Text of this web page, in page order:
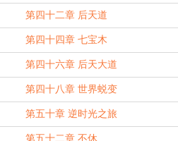
第四十二章 后天道
第四十四章 七宝木
第四十六章 后天大道
第四十八章 世界蜕变
第五十章 逆时光之旅
第五十二章 不休